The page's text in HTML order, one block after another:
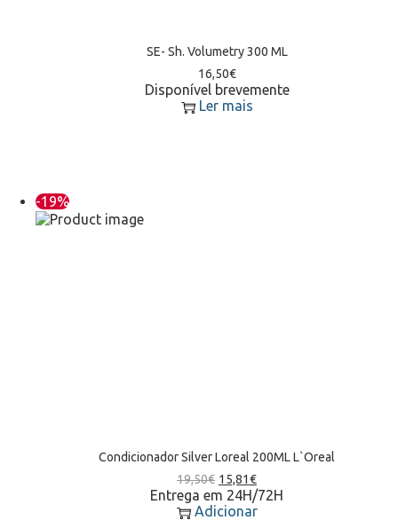
SE- Sh. Volumetry 300 ML
16,50€
Disponível brevemente
Ler mais
-19%
Condicionador Silver Loreal 200ML L`Oreal
19,50€ 15,81€
Entrega em 24H/72H
Adicionar